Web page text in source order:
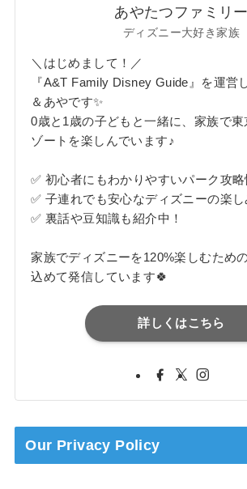
あやたつファミリー
ディズニー大好き家族
＼はじめまして！／
『A&T Family Disney Guide』を運営
＆あやです✨
0歳と1歳の子どもと一緒に、家族で東
ゾートを楽しんでいます♪
✅ 初心者にもわかりやすいパーク攻略
✅ 子連れでも安心なディズニーの楽
✅ 裏話や豆知識も紹介中！
家族でディズニーを120%楽しむため
込めて発信しています🍀
詳しくはこちら
Our Privacy Policy